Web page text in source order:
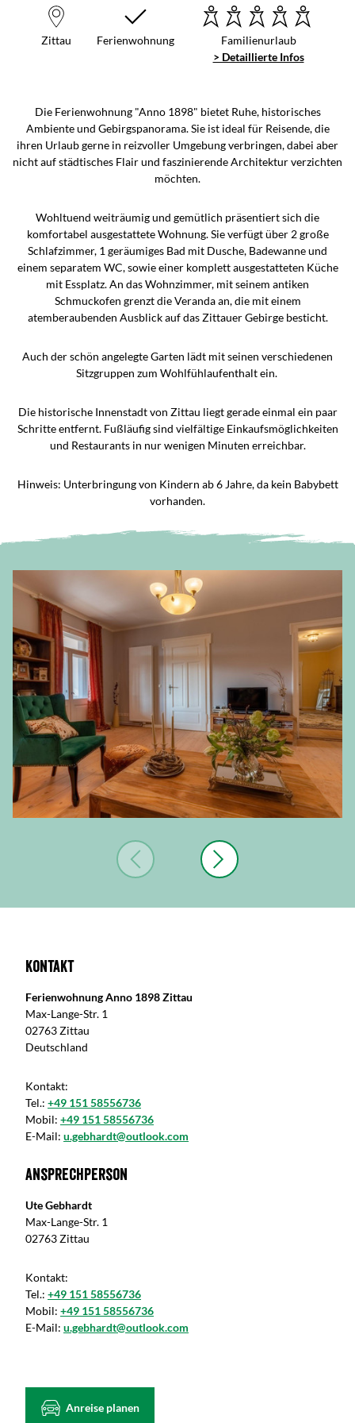
Zittau Ferienwohnung
Familienurlaub
> Detaillierte Infos
Die Ferienwohnung "Anno 1898" bietet Ruhe, historisches
Ambiente und Gebirgspanorama. Sie ist ideal für Reisende, die
ihren Urlaub gerne in reizvoller Umgebung verbringen, dabei aber
nicht auf städtisches Flair und faszinierende Architektur verzichten
möchten.
Wohltuend weiträumig und gemütlich präsentiert sich die
komfortabel ausgestattete Wohnung. Sie verfügt über 2 große
Schlafzimmer, 1 geräumiges Bad mit Dusche, Badewanne und
einem separatem WC, sowie einer komplett ausgestatteten Küche
mit Essplatz. An das Wohnzimmer, mit seinem antiken
Schmuckofen grenzt die Veranda an, die mit einem
atemberaubenden Ausblick auf das Zittauer Gebirge besticht.
Auch der schön angelegte Garten lädt mit seinen verschiedenen
Sitzgruppen zum Wohlfühlaufenthalt ein.
Die historische Innenstadt von Zittau liegt gerade einmal ein paar
Schritte entfernt. Fußläufig sind vielfältige Einkaufsmöglichkeiten
und Restaurants in nur wenigen Minuten erreichbar.
Hinweis: Unterbringung von Kindern ab 6 Jahre, da kein Babybett
vorhanden.
Kontakt
Ferienwohnung Anno 1898 Zittau
Max-Lange-Str. 1
02763 Zittau
Deutschland
Kontakt:
Tel.: +49 151 58556736
Mobil: +49 151 58556736
E-Mail: u.gebhardt@outlook.com
Ansprechperson
Ute Gebhardt
Max-Lange-Str. 1
02763 Zittau
Kontakt:
Tel.: +49 151 58556736
Mobil: +49 151 58556736
E-Mail: u.gebhardt@outlook.com
Anreise planen